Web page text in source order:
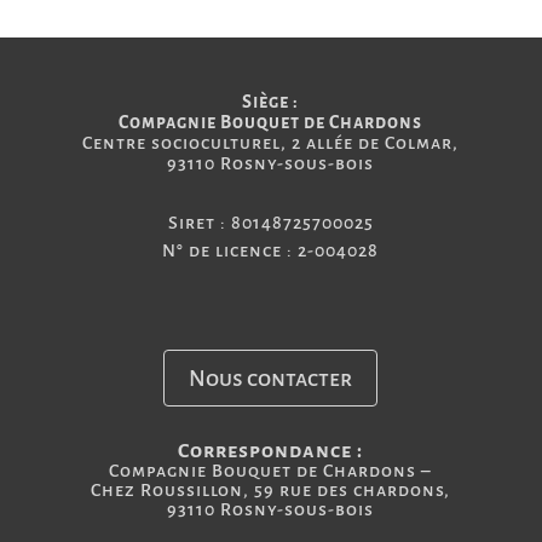
Siège :
Compagnie Bouquet de Chardons
Centre socioculturel, 2 allée de Colmar,
93110 Rosny-sous-bois
Siret : 80148725700025
N° de licence : 2-004028
Nous contacter
Correspondance :
Compagnie Bouquet de Chardons –
Chez Roussillon, 59 rue des chardons,
93110 Rosny-sous-bois